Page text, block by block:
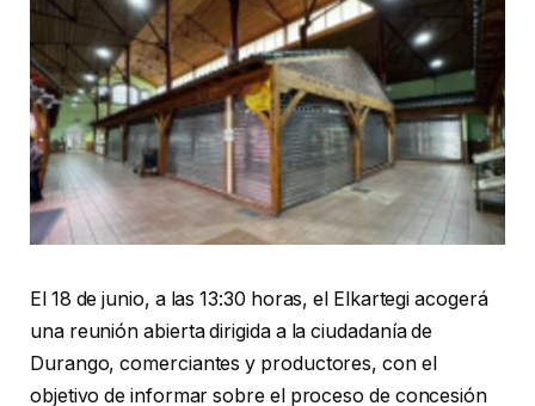
El 18 de junio, a las 13:30 horas, el Elkartegi acogerá
una reunión abierta dirigida a la ciudadanía de
Durango, comerciantes y productores, con el
objetivo de informar sobre el proceso de concesión